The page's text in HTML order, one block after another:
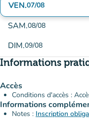
VEN.07/08
SAM.08/08
DIM.09/08
Informations
Accès
Conditions d'accès :
Informations
Notes : Inscription